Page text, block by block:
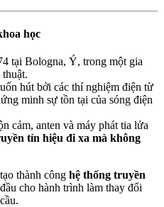
học
tại Bologna, Ý, trong một gia
hút bởi các thí nghiệm điện từ
minh sự tồn tại của sóng điện
cảm, anten và máy phát tia lửa
tín hiệu đi xa mà không
thành công hệ thống truyền
cho hành trình làm thay đổi